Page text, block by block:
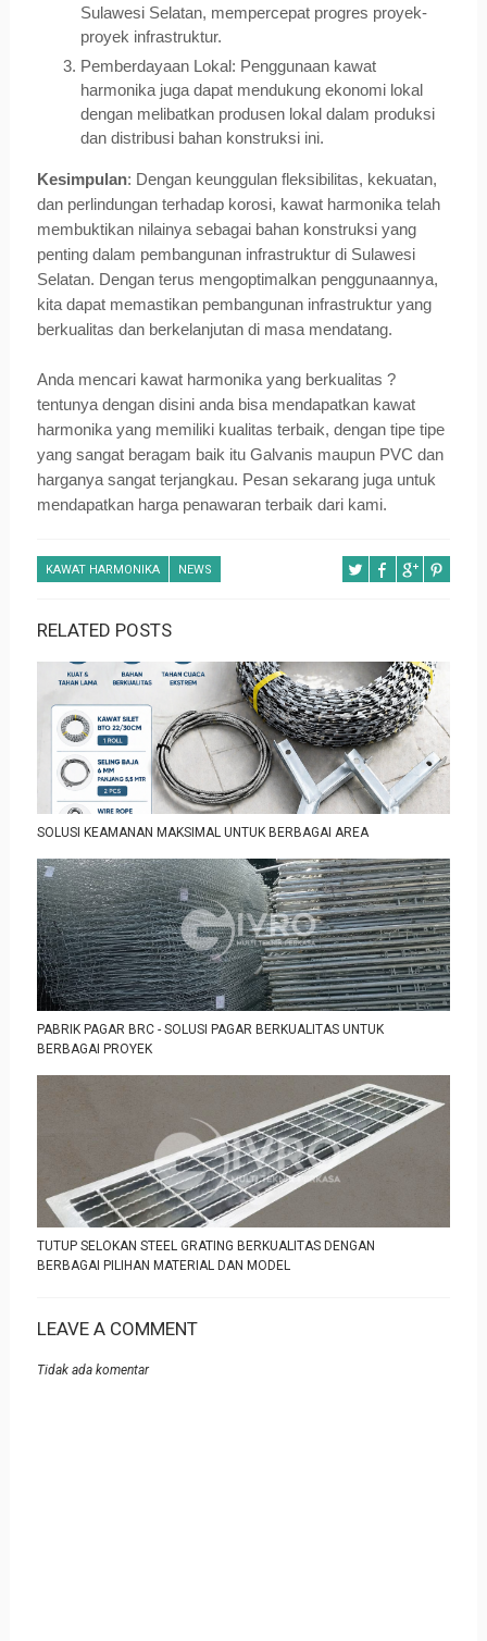
Sulawesi Selatan, mempercepat progres proyek-
proyek infrastruktur.
Pemberdayaan Lokal: Penggunaan kawat
harmonika juga dapat mendukung ekonomi lokal
dengan melibatkan produsen lokal dalam produksi
dan distribusi bahan konstruksi ini.
Kesimpulan: Dengan keunggulan fleksibilitas, kekuatan,
dan perlindungan terhadap korosi, kawat harmonika telah
membuktikan nilainya sebagai bahan konstruksi yang
penting dalam pembangunan infrastruktur di Sulawesi
Selatan. Dengan terus mengoptimalkan penggunaannya,
kita dapat memastikan pembangunan infrastruktur yang
berkualitas dan berkelanjutan di masa mendatang.
Anda mencari kawat harmonika yang berkualitas ?
tentunya dengan disini anda bisa mendapatkan kawat
harmonika yang memiliki kualitas terbaik, dengan tipe tipe
yang sangat beragam baik itu Galvanis maupun PVC dan
harganya sangat terjangkau. Pesan sekarang juga untuk
mendapatkan harga penawaran terbaik dari kami.
KAWAT HARMONIKA NEWS
RELATED POSTS
SOLUSI KEAMANAN MAKSIMAL UNTUK BERBAGAI AREA
PABRIK PAGAR BRC - SOLUSI PAGAR BERKUALITAS UNTUK
BERBAGAI PROYEK
TUTUP SELOKAN STEEL GRATING BERKUALITAS DENGAN
BERBAGAI PILIHAN MATERIAL DAN MODEL
LEAVE A COMMENT
Tidak ada komentar